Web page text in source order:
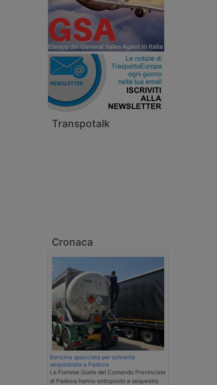
Transpotalk
Cronaca
Benzina spacciata per solvente
sequestrata a Padova
Le Fiamme Gialle del Comando Provinciale
di Padova hanno sottoposto a sequestro